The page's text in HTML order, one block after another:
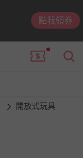
點我領券
開放式玩具